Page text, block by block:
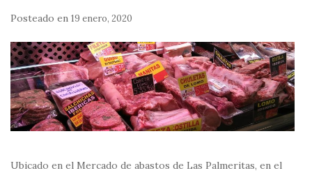
Posteado en 19 enero, 2020
Ubicado en el Mercado de abastos de Las Palmeritas, en el